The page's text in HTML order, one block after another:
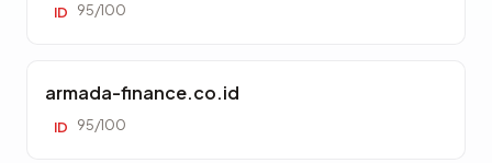
ID 95/100
armada-finance.co.id
ID 95/100